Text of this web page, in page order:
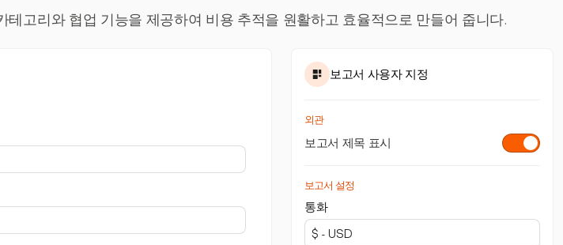
고리와 협업 기능을 제공하여 비용 추적을 원활하고 효율적으로 만들어 줍니다.
보고서 사용자 지정
외관
보고서 제목 표시
보고서 설정
통화